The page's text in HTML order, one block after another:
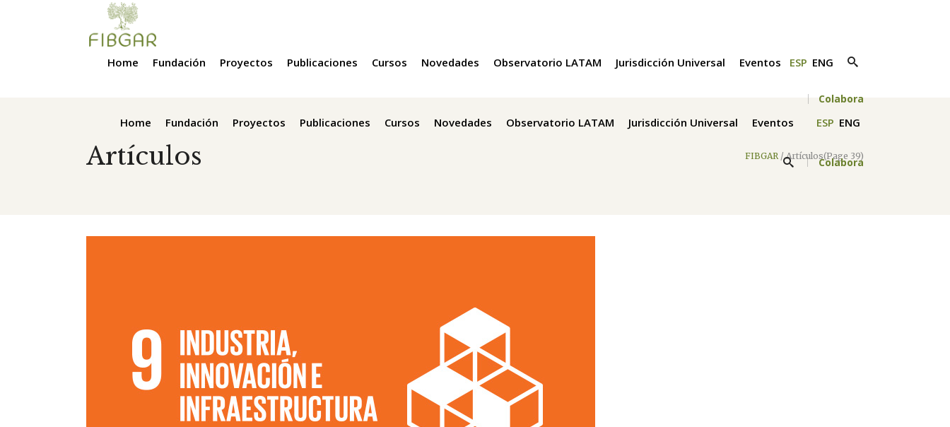
Home Fundación Proyectos Publicaciones Cursos Novedades Observatorio LATAM Jurisdicción Universal Eventos ESP ENG
Colabora
Home Fundación Proyectos Publicaciones Cursos Novedades Observatorio LATAM Jurisdicción Universal Eventos ESP ENG
Colabora
Artículos FIBGAR /Artículos(Page 39)